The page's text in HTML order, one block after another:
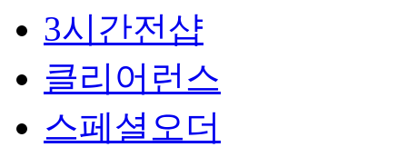
3시간전샵
클리어런스
스페셜오더